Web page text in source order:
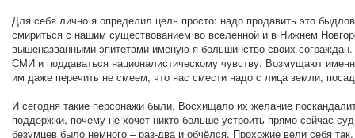
Для себя лично я определил цель просто: надо продавить это
смириться с нашим существованием во вселенной и в Нижнем
вышеназванными эпитетами именую я большинство своих
СМИ и поддаваться националистическому чувству. Возмущают
им даже перечить не смеем, что нас смести надо с лица земли,
И сегодня такие персонажи были. Восхищало их желание
поддержки, почему не хочет никто больше устроить прямо сейчас
безумцев было немного – раз-два и обчёлся. Прохожие вели себя